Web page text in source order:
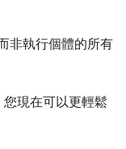
非執行個體的所有
您現在可以更輕鬆